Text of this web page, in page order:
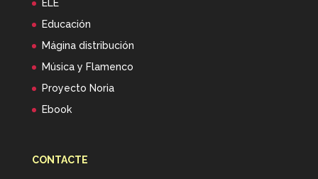
ELE
Educación
Mágina distribución
Música y Flamenco
Proyecto Noria
Ebook
CONTACTE